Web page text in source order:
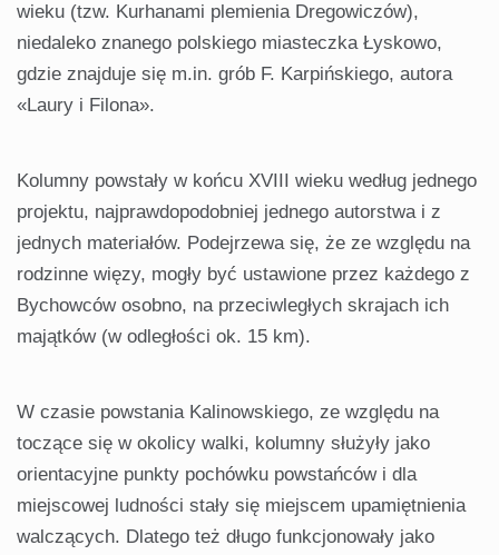
wieku (tzw. Kurhanami plemienia Dregowiczów),
niedaleko znanego polskiego miasteczka Łyskowo,
gdzie znajduje się m.in. grób F. Karpińskiego, autora
«Laury i Filona».
Kolumny powstały w końcu XVIII wieku według jednego
projektu, najprawdopodobniej jednego autorstwa i z
jednych materiałów. Podejrzewa się, że ze względu na
rodzinne więzy, mogły być ustawione przez każdego z
Bychowców osobno, na przeciwległych skrajach ich
majątków (w odległości ok. 15 km).
W czasie powstania Kalinowskiego, ze względu na
toczące się w okolicy walki, kolumny służyły jako
orientacyjne punkty pochówku powstańców i dla
miejscowej ludności stały się miejscem upamiętnienia
walczących. Dlatego też długo funkcjonowały jako